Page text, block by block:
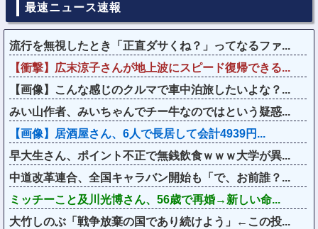
最速ニュース速報
流行を無視したとき「正直ダサくね？」ってなるファ...
【衝撃】広末涼子さんが地上波にスピード復帰できる...
【画像】こんな感じのクルマで車中泊旅したいよな？...
みい山作者、みいちゃんでチー牛なのではという疑惑...
【画像】居酒屋さん、6人で長居して会計4939円...
早大生さん、ポイント不正で無銭飲食ｗｗｗ大学が異...
中道改革連合、全国キャラバン開始も「で、お前誰？...
ミッチーこと及川光博さん、56歳で再婚→新しい命...
大竹しのぶ「戦争放棄の国であり続けよう」←この投...